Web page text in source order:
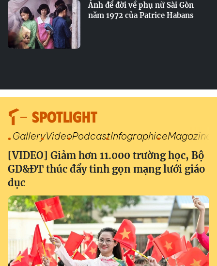
Ảnh để đời về phụ nữ Sài Gòn
năm 1972 của Patrice Habans
SPOTLIGHT
GalleryVideoPodcastInfographiceMagazine
[VIDEO] Giảm hơn 11.000 trường học, Bộ
GD&ĐT thúc đẩy tinh gọn mạng lưới giáo
dục